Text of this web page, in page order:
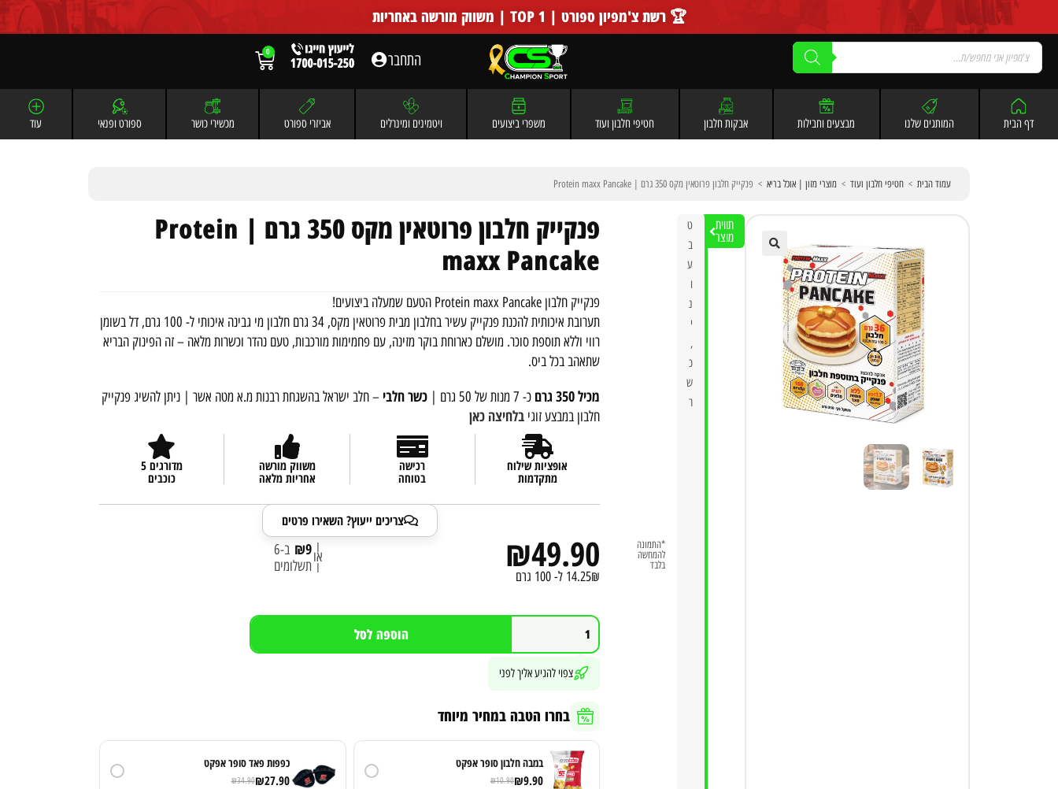
🏆 רשת צ'מפיון ספורט | TOP 1 | משווק מורשה באחריות
התחבר 0
דף הבית המותגים שלנו מבצעים וחבילות אבקות חלבון חטיפי חלבון ועוד משפרי ביצועים ויטמינים ומינרלים אביזרי ספורט מכשירי כושר ספורט ופנאי עוד
עמוד הבית > חטיפי חלבון ועוד > מוצרי מזון | אוכל בריא > פנקייק חלבון פרוטאין מקס 350 גרם | Protein maxx Pancake
תווית
מוצר
ט
ב
ע
ו
נ
י
,
כ
ש
ר
*התמונה
להמחשה
בלבד
פנקייק חלבון פרוטאין מקס 350 גרם | Protein
maxx Pancake
פנקייק חלבון Protein maxx Pancake הטעם שמעלה ביצועים!
תערובת איכותית להכנת פנקייק עשיר בחלבון מבית פרוטאין מקס, 34 גרם חלבון מי גבינה איכותי ל- 100 גרם, דל בשומן
רווי וללא תוספת סוכר. מושלם כארוחת בוקר מזינה, עם פחמימות מורכבות, טעם נהדר וכשרות מלאה – זה הפינוק הבריא
שתאהב בכל ביס.
מכיל 350 גרם כ- 7 מנות של 50 גרם | כשר חלבי – חלב ישראל בהשגחת רבנות מ.א מטה אשר | ניתן להשיג פנקייק
חלבון במבצע זוגי בלחיצה כאן
אופציות שילוח
מתקדמות
רכישה
בטוחה
משווק מורשה
אחריות מלאה
מדורגים 5
כוכבים
צריכים ייעוץ? השאירו פרטים
₪49.90
14.25₪ ל- 100 גרם
₪9
ב-6
תשלומים
|
או
|
הוספה לסל
צפוי להגיע אליך לפני
בחרו הטבה במחיר מיוחד
במבה חלבון סופר אפקט
₪9.90
₪10.90
כפפות פאד סופר אפקט
₪27.90
₪34.90